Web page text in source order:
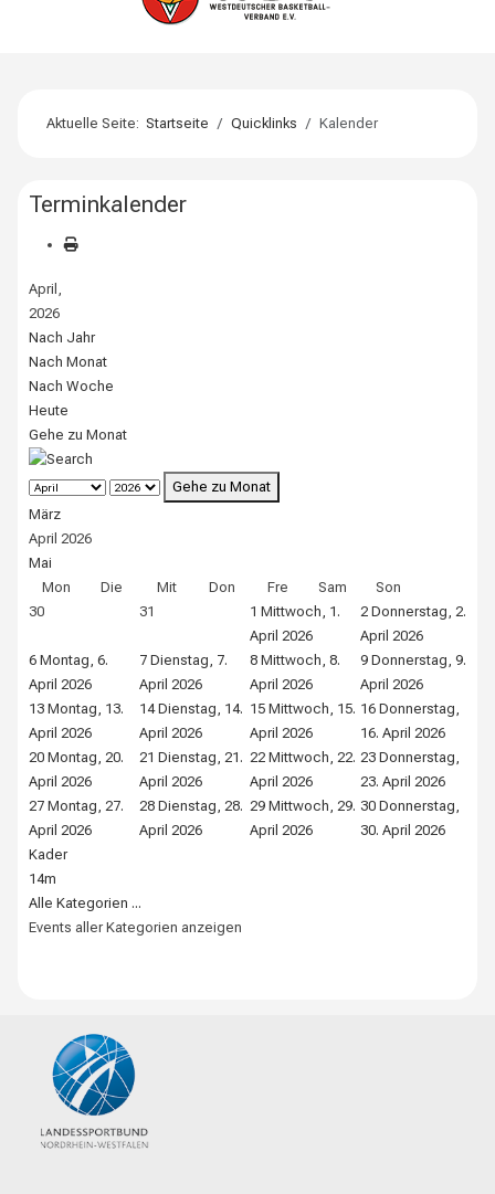
Aktuelle Seite:Startseite Quicklinks Kalender
Terminkalender
April,
2026
Nach Jahr
Nach Monat
Nach Woche
Heute
Gehe zu Monat
Gehe zu Monat
März
April 2026
Mai
Mon
Die Mit Don Fre Sam
Son
30
31 1 Mittwoch, 1.
April 2026
2 Donnerstag, 2.
April 2026
6 Montag, 6.
April 2026
7 Dienstag, 7.
April 2026
8 Mittwoch, 8.
April 2026
9 Donnerstag, 9.
April 2026
13 Montag, 13.
April 2026
14 Dienstag, 14.
April 2026
15 Mittwoch, 15.
April 2026
16 Donnerstag,
16. April 2026
20 Montag, 20.
April 2026
21 Dienstag, 21.
April 2026
22 Mittwoch, 22.
April 2026
23 Donnerstag,
23. April 2026
27 Montag, 27.
April 2026
28 Dienstag, 28.
April 2026
29 Mittwoch, 29.
April 2026
30 Donnerstag,
30. April 2026
Kader
14m
Alle Kategorien ...
Events aller Kategorien anzeigen